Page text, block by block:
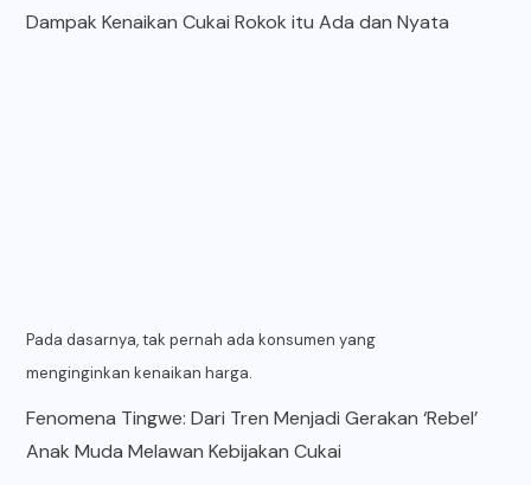
Dampak Kenaikan Cukai Rokok itu Ada dan Nyata
Pada dasarnya, tak pernah ada konsumen yang
menginginkan kenaikan harga.
Fenomena Tingwe: Dari Tren Menjadi Gerakan ‘Rebel’
Anak Muda Melawan Kebijakan Cukai